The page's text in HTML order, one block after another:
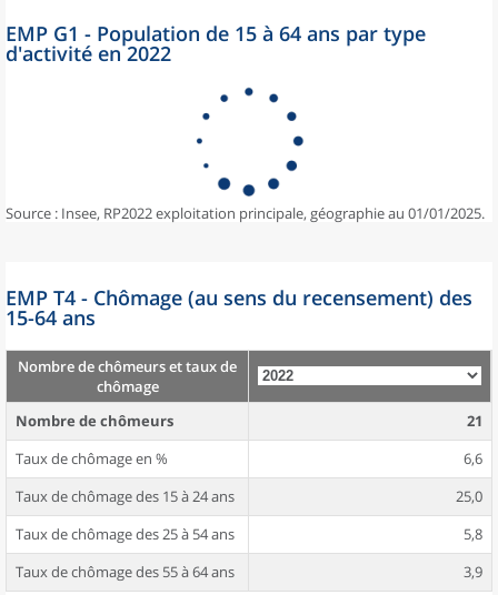
EMP G1 - Population de 15 à 64 ans par type
d'activité en 2022
Source : Insee, RP2022 exploitation principale, géographie au 01/01/2025.
EMP T4 - Chômage (au sens du recensement) des
15-64 ans
Nombre de chômeurs et taux de
chômage
Nombre de chômeurs
21
Taux de chômage en %
6,6
Taux de chômage des 15 à 24 ans
25,0
Taux de chômage des 25 à 54 ans
5,8
Taux de chômage des 55 à 64 ans
3,9